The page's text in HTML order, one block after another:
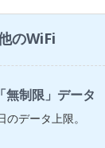
のWiFi
無制限」データ
データ上限。